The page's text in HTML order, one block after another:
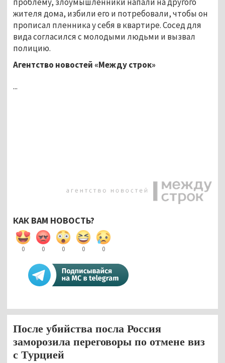
жителя дома, избили его и потребовали, чтобы он
прописал пленника у себя в квартире. Сосед для
вида согласился с молодыми людьми и вызвал
полицию.
Агентство новостей «Между строк»
...
КАК ВАМ НОВОСТЬ?
0 0 0 0 0
После убийства посла Россия
заморозила переговоры по отмене виз
с Турцией